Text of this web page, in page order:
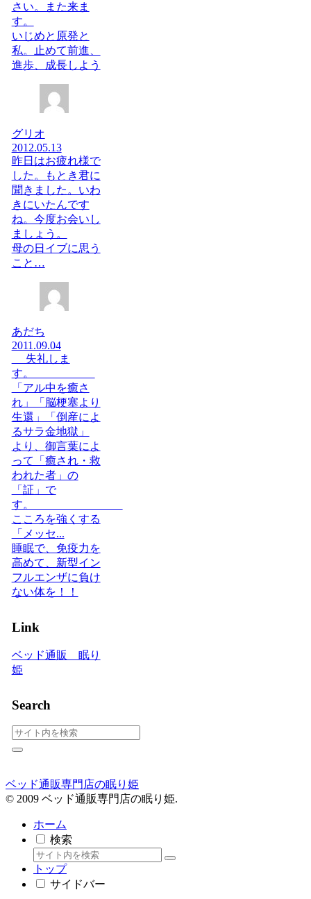
さい。また来ま
す。
いじめと原発と
私。止めて前進、
進歩、成長しよう
グリオ
2012.05.13
昨日はお疲れ様で
した。もとき君に
聞きました。いわ
きにいたんです
ね。今度お会いし
ましょう。
母の日イブに思う
こと…
あだち
2011.09.04
失礼しま
す。
「アル中を癒さ
れ」「脳梗塞より
生還」「倒産によ
るサラ金地獄」
より、御言葉によ
って「癒され・救
われた者」の
「証」で
す。
こころを強くする
「メッセ...
睡眠で、免疫力を
高めて、新型イン
フルエンザに負け
ない体を！！
Link
ベッド通販 眠り
姫
Search
ベッド通販専門店の眠り姫
© 2009 ベッド通販専門店の眠り姫.
ホーム
検索
トップ
サイドバー